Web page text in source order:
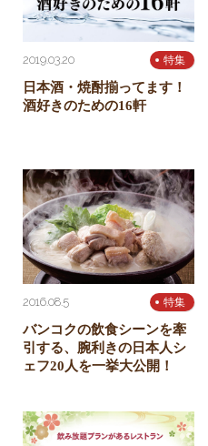
2019.03.20 特集
日本酒・焼酎揃ってます！
酒好きのための16軒
2016.08.5 特集
バンコクの飲食シーンを牽
引する、腕利きの日本人シ
ェフ20人を一挙大公開！